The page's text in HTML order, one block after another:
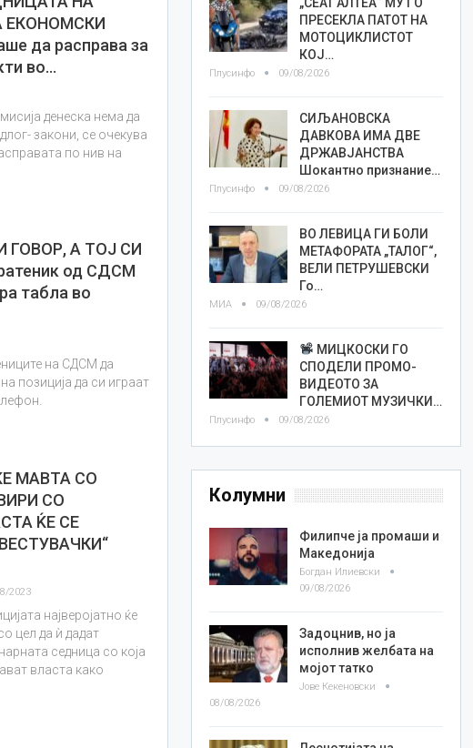
ЕКОНОМСКИ
да расправа за
во…
денеска нема да
закони, се очекува
по нив на
А ТОЈ СИ
од СДСМ
табла во
на СДСМ да
позиција да си играат
МАВТА СО
СО
ЌЕ СЕ
2023
најверојатно ќе
цел да ѝ дадат
седница со која
власта како
ПРЕСЕКЛА ПАТОТ НА
МОТОЦИКЛИСТОТ
КОЈ…
Плусинфо 09/08/2026
СИЉАНОВСКА
ДАВКОВА ИМА ДВЕ
ДРЖАВЈАНСТВА
Шокантно признание…
Плусинфо 09/08/2026
ВО ЛЕВИЦА ГИ БОЛИ
МЕТАФОРАТА „ТАЛОГ“,
ВЕЛИ ПЕТРУШЕВСКИ
Го…
МИА 09/08/2026
МИЦКОСКИ ГО
СПОДЕЛИ ПРОМО-
ВИДЕОТО ЗА
ГОЛЕМИОТ МУЗИЧКИ…
Плусинфо 09/08/2026
Колумни
Филипче ја промаши и
Македонија
Богдан Илиевски
09/08/2026
Задоцнив, но ја
исполнив желбата на
мојот татко
Јове Кекеновски
08/08/2026